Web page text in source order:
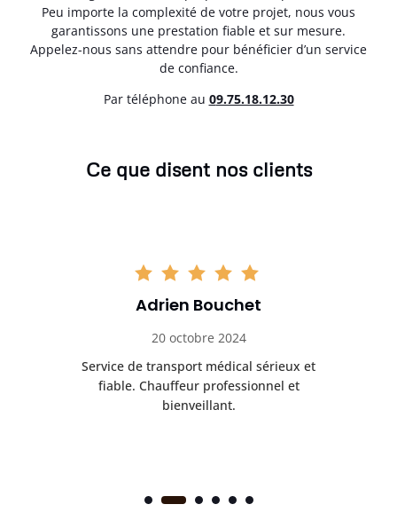
Peu importe la complexité de votre projet, nous vous
garantissons une prestation fiable et sur mesure.
Appelez-nous sans attendre pour bénéficier d’un service
de confiance.
Par téléphone au 09.75.18.12.30
Ce que disent nos clients
Adrien Bouchet
20 octobre 2024
Service de transport médical sérieux et
fiable. Chauffeur professionnel et
bienveillant.